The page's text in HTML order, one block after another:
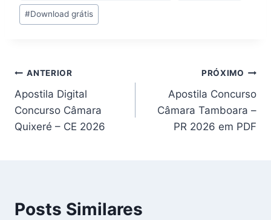
Post:
#Download grátis
Navegação
de
Post
ANTERIOR
Apostila Digital
Concurso Câmara
Quixeré – CE 2026
PRÓXIMO
Apostila Concurso
Câmara Tamboara –
PR 2026 em PDF
Posts Similares